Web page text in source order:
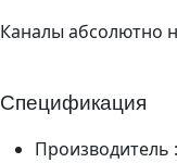
Каналы абсолютно
Спецификация
Производитель